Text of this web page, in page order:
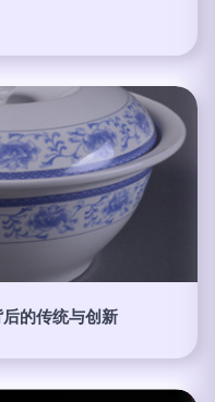
的传统与创新